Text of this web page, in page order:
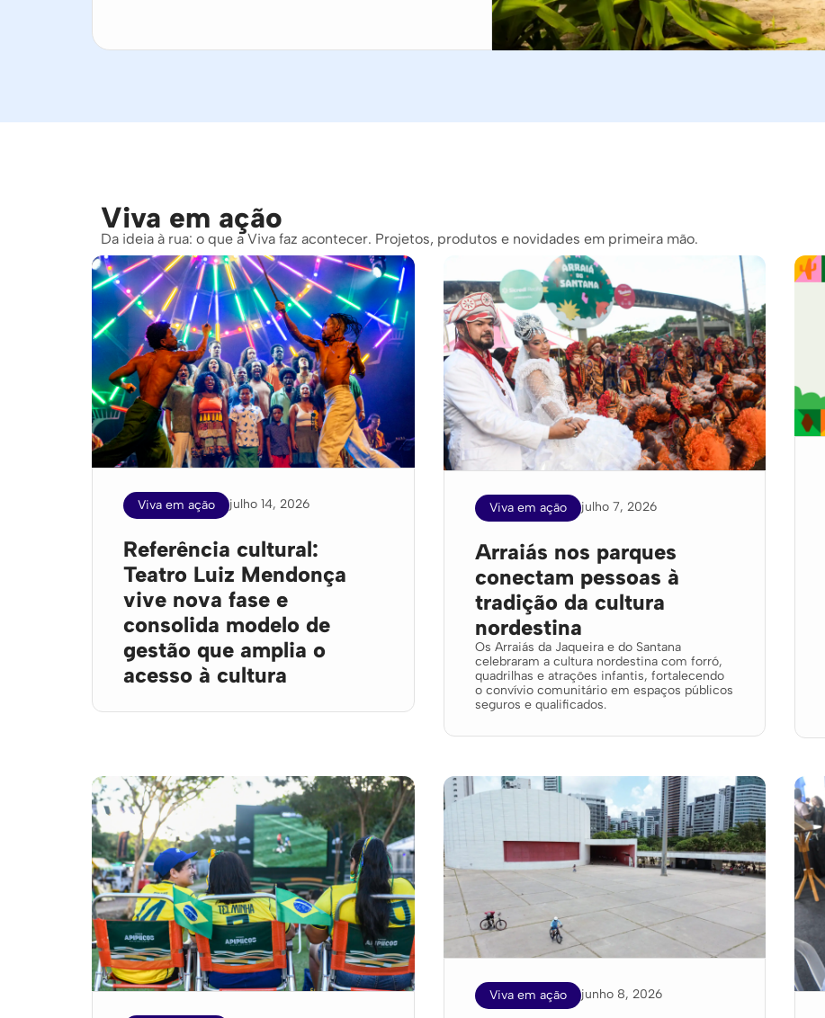
Viva em ação
Da ideia à rua: o que a Viva faz acontecer. Projetos, produtos e novidades em primeira mão.
Viva em ação julho 14, 2026
Referência cultural:
Teatro Luiz Mendonça
vive nova fase e
consolida modelo de
gestão que amplia o
acesso à cultura
Viva em ação julho 7, 2026
Arraiás nos parques
conectam pessoas à
tradição da cultura
nordestina
Os Arraiás da Jaqueira e do Santana
celebraram a cultura nordestina com forró,
quadrilhas e atrações infantis, fortalecendo
o convívio comunitário em espaços públicos
seguros e qualificados.
Viva em ação junho 8, 2026